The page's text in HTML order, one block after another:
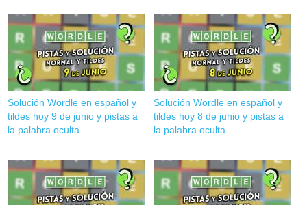
Solución Wordle en español y
tildes hoy 9 de junio y pistas a
la palabra oculta
Solución Wordle en español y
tildes hoy 8 de junio y pistas a
la palabra oculta